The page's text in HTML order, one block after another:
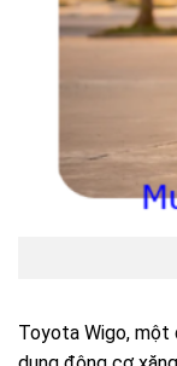
Toyota Wigo, một